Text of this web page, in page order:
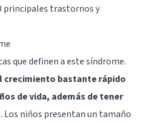
principales trastornos y
que definen a este síndrome.
crecimiento bastante rápido
de vida, además de tener
. Los niños presentan un tamaño